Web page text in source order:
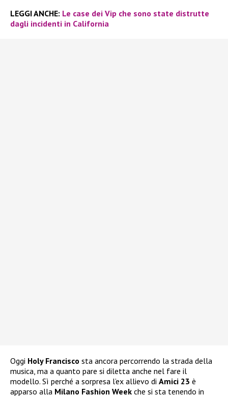
LEGGI ANCHE: Le case dei Vip che sono state distrutte
dagli incidenti in California
Oggi Holy Francisco sta ancora percorrendo la strada della
musica, ma a quanto pare si diletta anche nel fare il
modello. Sì perché a sorpresa l’ex allievo di Amici 23 è
apparso alla Milano Fashion Week che si sta tenendo in